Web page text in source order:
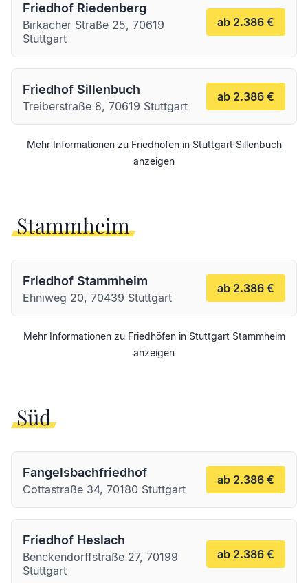
Friedhof Riedenberg
Birkacher Straße 25, 70619
Stuttgart
ab 2.386 €
Friedhof Sillenbuch
Treiberstraße 8, 70619 Stuttgart
ab 2.386 €
Mehr Informationen zu Friedhöfen in Stuttgart Sillenbuch
anzeigen
Stammheim
Friedhof Stammheim
Ehniweg 20, 70439 Stuttgart
ab 2.386 €
Mehr Informationen zu Friedhöfen in Stuttgart Stammheim
anzeigen
Süd
Fangelsbachfriedhof
Cottastraße 34, 70180 Stuttgart
ab 2.386 €
Friedhof Heslach
Benckendorffstraße 27, 70199
Stuttgart
ab 2.386 €